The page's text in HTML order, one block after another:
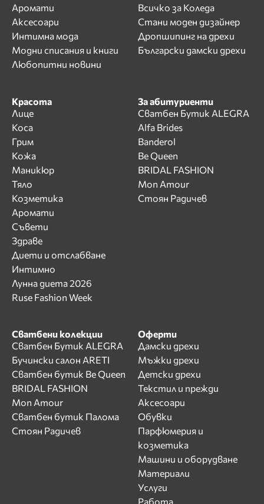
Аромати
Аксесоари
Интимна мода
Модни списания и книги
Любопитни новини
Всичко за Коледа
Стани моден дизайнер
Дропшипинг на дрехи
Български дамски дрехи
Красота
Лице
Коса
Грим
Кожа
Маникюр
Тяло
Козметика
Аромати
Съвети
Здраве
Диети и отслабване
Интимно
Лунна диета 2026
Ruse Fashion Week
За абитуриенти
Сватбен Бутик ALEGRA
Alfa Brides
Banderol
Be Queen
BRIDAL FASHION
Mon Amour
Стоян Радичев
Сватбени колекции
Сватбен Бутик ALEGRA
Бучински салон ARETI
Сватбен бутик Be Queen
BRIDAL FASHION
Mon Amour
Сватбен бутик Палома
Стоян Радичев
Оферти
Дамски дрехи
Мъжки дрехи
Детски дрехи
Текстил и прежди
Аксесоари
Обувки
Парфюмерия и
козметика
Машини и оборудване
Материали
Услуги
Работа